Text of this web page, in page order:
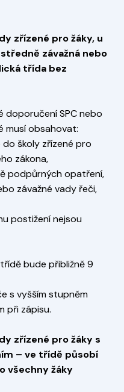
zřízené pro žáky, u
závažná nebo
třída bez
doporučení SPC nebo
musí obsahovat:
školy zřízené pro
zákona,
podpůrných opatření,
závažné vady řeči,
postižení nejsou
bude přibližně 9
s vyšším stupněm
při zápisu.
zřízené pro žáky s
– ve třídě působí
všechny žáky